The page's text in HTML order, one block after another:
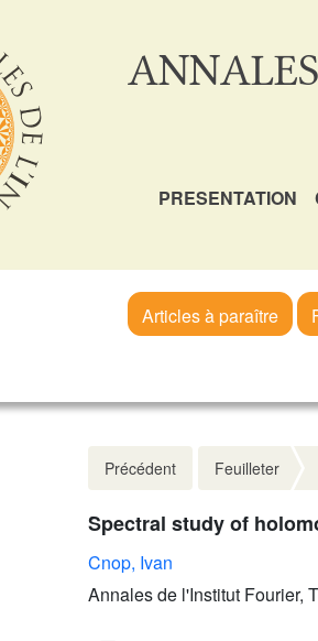
PRESENTATION
Articles à paraître
Précédent Feuilleter
Spectral study of
Cnop, Ivan
Annales de l'Institut Fourier,